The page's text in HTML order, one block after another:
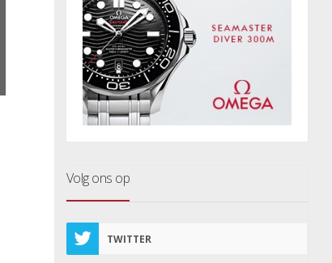
Volg ons op
TWITTER